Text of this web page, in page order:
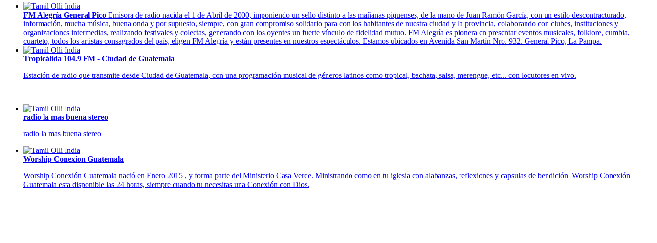
FM Alegría General Pico Emisora de radio nacida el 1 de Abril de 2000, imponiendo un sello distinto a las mañanas piquenses, de la mano de Juan Ramón García, con un estilo descontracturado,
información, mucha música, buena onda y por supuesto, siempre, con gran compromiso solidario para con los habitantes de nuestra ciudad y la provincia, colaborando con clubes, instituciones y
organizaciones intermedias, realizando festivales y colectas, generando con los oyentes un fuerte vínculo de fidelidad mutuo. FM Alegría es pionera en presentar eventos musicales, folklore, cumbia,
cuarteto, todos los artistas consagrados del país, eligen FM Alegría y están presentes en nuestros espectáculos. Estamos ubicados en Avenida San Martín Nro. 932. General Pico, La Pampa.
Tropicálida 104.9 FM - Ciudad de Guatemala
Estación de radio que transmite desde Ciudad de Guatemala, con una programación musical de géneros latinos como tropical, bachata, salsa, merengue, etc... con locutores en vivo.
radio la mas buena stereo
radio la mas buena stereo
Worship Conexion Guatemala
Worship Conexión Guatemala nació en Enero 2015 , y forma parte del Ministerio Casa Verde. Ministrando como en tu iglesia con alabanzas, reflexiones y capsulas de bendición. Worship Conexión
Guatemala esta disponible las 24 horas, siempre cuando tu necesitas una Conexión con Dios.